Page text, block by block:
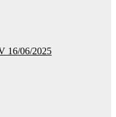
16/06/2025